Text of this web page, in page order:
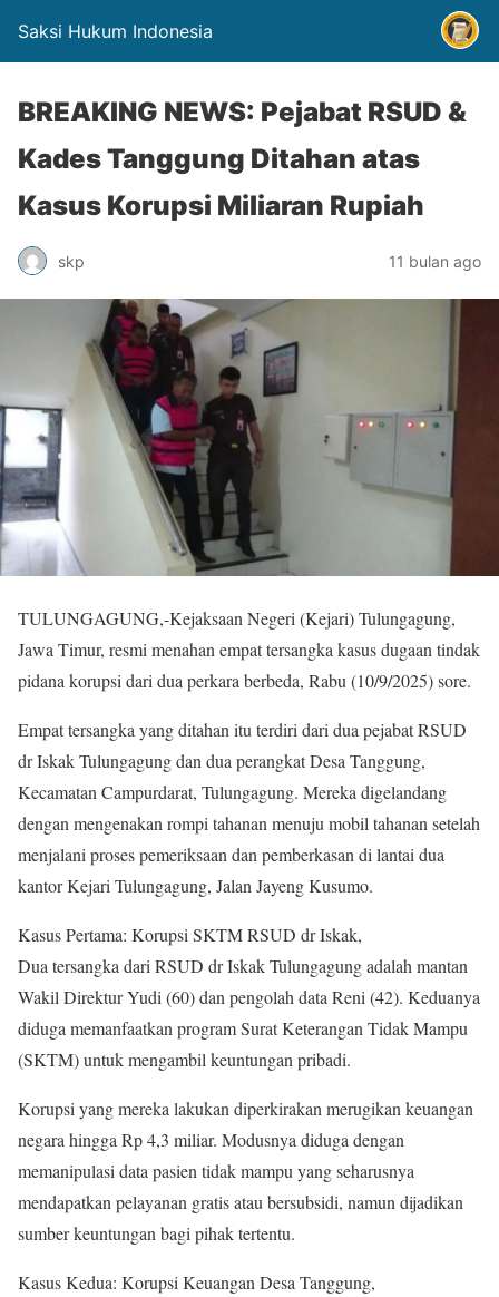
Saksi Hukum Indonesia
BREAKING NEWS: Pejabat RSUD &
Kades Tanggung Ditahan atas
Kasus Korupsi Miliaran Rupiah
skp 11 bulan ago
TULUNGAGUNG,-Kejaksaan Negeri (Kejari) Tulungagung,
Jawa Timur, resmi menahan empat tersangka kasus dugaan tindak
pidana korupsi dari dua perkara berbeda, Rabu (10/9/2025) sore.
Empat tersangka yang ditahan itu terdiri dari dua pejabat RSUD
dr Iskak Tulungagung dan dua perangkat Desa Tanggung,
Kecamatan Campurdarat, Tulungagung. Mereka digelandang
dengan mengenakan rompi tahanan menuju mobil tahanan setelah
menjalani proses pemeriksaan dan pemberkasan di lantai dua
kantor Kejari Tulungagung, Jalan Jayeng Kusumo.
Kasus Pertama: Korupsi SKTM RSUD dr Iskak,
Dua tersangka dari RSUD dr Iskak Tulungagung adalah mantan
Wakil Direktur Yudi (60) dan pengolah data Reni (42). Keduanya
diduga memanfaatkan program Surat Keterangan Tidak Mampu
(SKTM) untuk mengambil keuntungan pribadi.
Korupsi yang mereka lakukan diperkirakan merugikan keuangan
negara hingga Rp 4,3 miliar. Modusnya diduga dengan
memanipulasi data pasien tidak mampu yang seharusnya
mendapatkan pelayanan gratis atau bersubsidi, namun dijadikan
sumber keuntungan bagi pihak tertentu.
Kasus Kedua: Korupsi Keuangan Desa Tanggung,